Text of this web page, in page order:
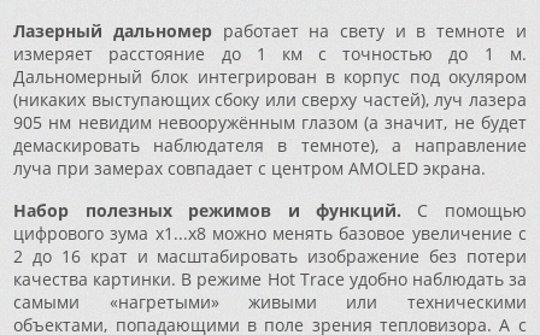
Лазерный дальномерработает на свету и в темноте и
измеряет расстояние до 1 км с точностью до 1 м.
Дальномерный блок интегрирован в корпус под окуляром
(никаких выступающих сбоку или сверху частей), луч лазера
905 нм невидим невооружённым глазом (а значит, не будет
демаскировать наблюдателя в темноте), а направление
луча при замерах совпадает с центром AMOLED экрана.
Набор полезных режимов и функций.С помощью
цифрового зума x1...x8 можно менять базовое увеличение с
2 до 16 крат и масштабировать изображение без потери
качества картинки. В режиме Hot Trace удобно наблюдать за
самыми «нагретыми» живыми или техническими
объектами, попадающими в поле зрения тепловизора. А с